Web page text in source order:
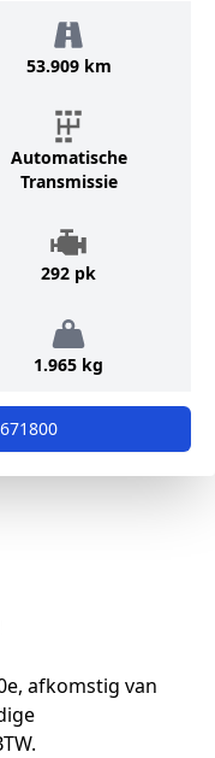
53.909 km
Automatische
Transmissie
292 pk
1.965 kg
afkomstig van